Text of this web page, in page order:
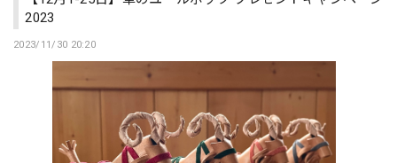
2023
2023/11/30 20:20